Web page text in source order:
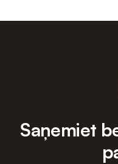
Saņemiet